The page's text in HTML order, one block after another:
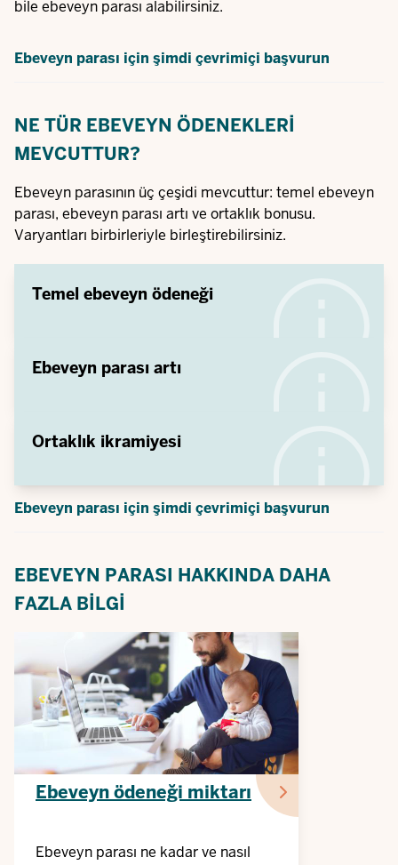
bile ebeveyn parası alabilirsiniz.
Ebeveyn parası için şimdi çevrimiçi başvurun
NE TÜR EBEVEYN ÖDENEKLERI
MEVCUTTUR?
Ebeveyn parasının üç çeşidi mevcuttur: temel ebeveyn
parası, ebeveyn parası artı ve ortaklık bonusu.
Varyantları birbirleriyle birleştirebilirsiniz.
Temel ebeveyn ödeneği
Ebeveyn parası artı
Ortaklık ikramiyesi
Ebeveyn parası için şimdi çevrimiçi başvurun
EBEVEYN PARASI HAKKINDA DAHA
FAZLA BILGI
Ebeveyn ödeneği miktarı
Ebeveyn parası ne kadar ve nasıl